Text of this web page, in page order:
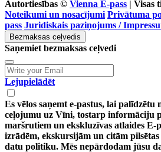
Autortiesības © Vienna E-pass | Visas
Noteikumi un nosacījumi Privātuma
pass Juridiskais paziņojums /
Bezmaksas ceļvedis
Saņemiet bezmaksas ceļvedi
Lejupielādēt
Es vēlos saņemt e-pastus, lai palīdzētu
ceļojumu uz Vīni, tostarp informāciju
maršrutiem un ekskluzīvas atlaides E-
izrādēm, ekskursijām un citām
datu politiku. Mēs nepārdodam jūsu